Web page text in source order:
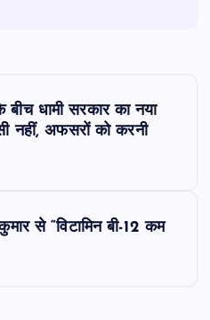
धामी सरकार का नया
नहीं, अफसरों को करनी
से “विटामिन बी-12 कम